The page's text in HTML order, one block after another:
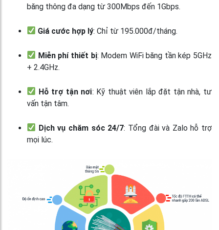
băng thông đa dạng từ 300Mbps đến 1Gbps.
Giá cước hợp lý: Chỉ từ 195.000đ/tháng.
Miễn phí thiết bị: Modem WiFi băng tần kép 5GHz
+ 2.4GHz.
Hỗ trợ tận nơi: Kỹ thuật viên lắp đặt tận nhà, tư
vấn tận tâm.
Dịch vụ chăm sóc 24/7: Tổng đài và Zalo hỗ trợ
mọi lúc.